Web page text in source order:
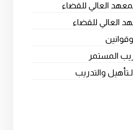
العالي للقضاء
العالي للقضاء
المستمر
والتدريب